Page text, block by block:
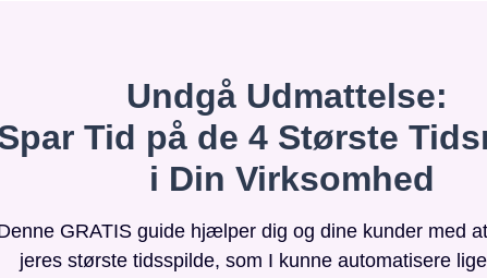
Undgå Udmattelse:
Tid på de 4 Største
i Din Virksomhed
GRATIS guide hjælper dig og dine kunder med
jeres største tidsspilde, som I kunne automatisere